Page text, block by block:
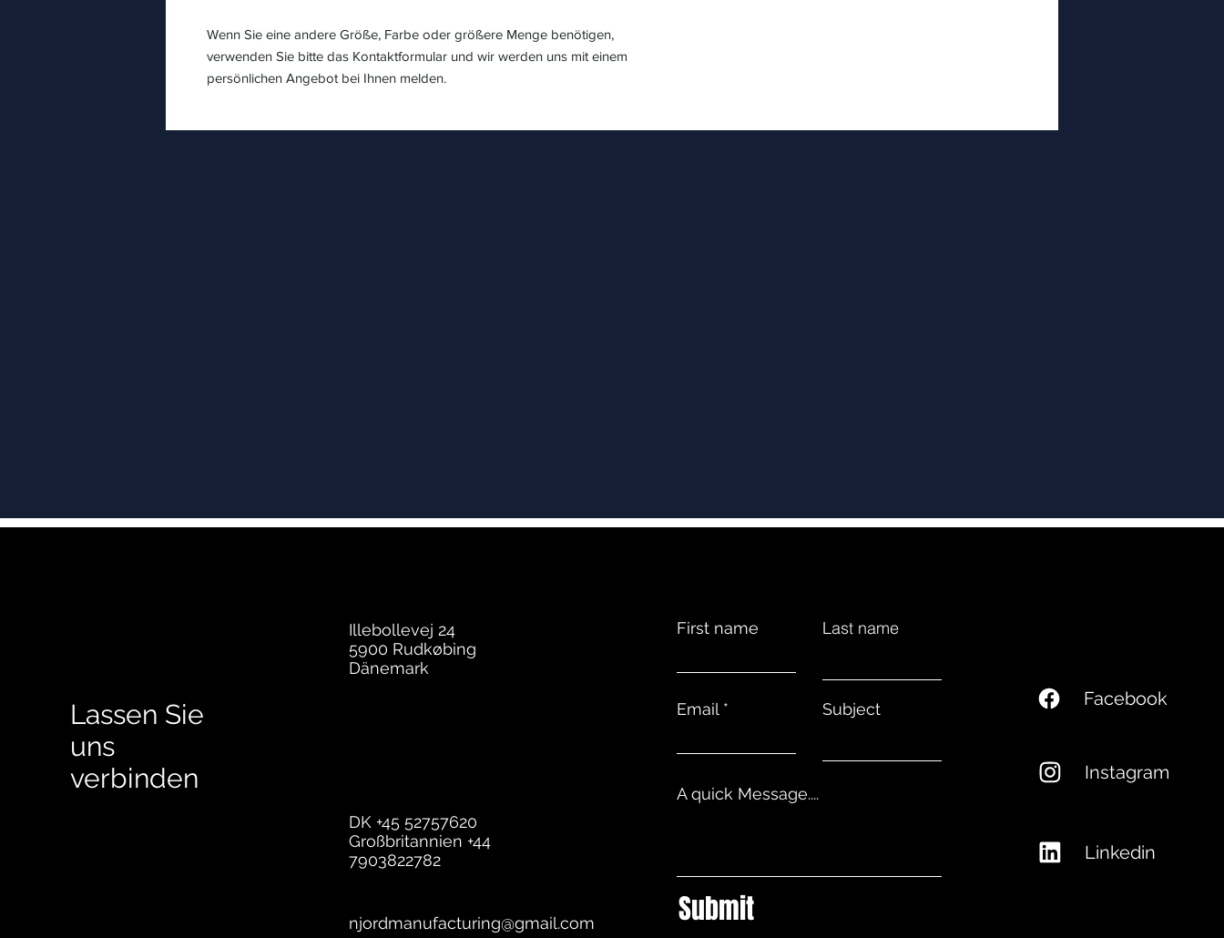
Wenn Sie eine andere Größe, Farbe oder größere Menge benötigen,
verwenden Sie bitte das Kontaktformular und wir werden uns mit einem
persönlichen Angebot bei Ihnen melden.
Lassen Sie
uns
verbinden
Illebollevej 24
5900 Rudkøbing
Dänemark
DK +45 52757620
Großbritannien +44
7903822782
njordmanufacturing@gmail.com
First name Last name
Email Subject
A quick Message....
Submit
Facebook
Instagram
Linkedin